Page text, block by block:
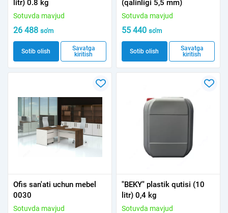
litr) 0.8 kg
Sotuvda mavjud
26 488 so'm
Sotib olish
Savatga
kiritish
(qalinligi 5,5 mm)
Sotuvda mavjud
55 440 so'm
Sotib olish
Savatga
kiritish
Ofis san'ati uchun mebel
0030
Sotuvda mavjud
"BEKY" plastik qutisi (10
litr) 0,4 kg
Sotuvda mavjud